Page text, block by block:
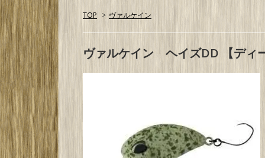
TOP > ヴァルケイン
ヴァルケイン ヘイズDD 【ディ